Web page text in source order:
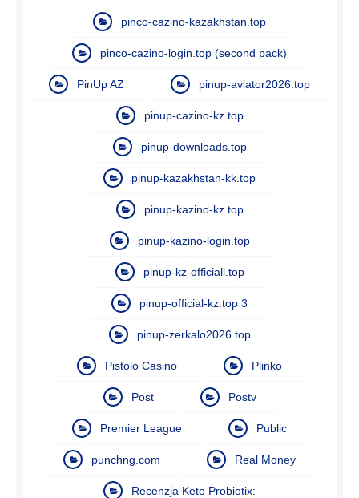
pinco-cazino-kazakhstan.top
pinco-cazino-login.top (second pack)
PinUp AZ pinup-aviator2026.top
pinup-cazino-kz.top
pinup-downloads.top
pinup-kazakhstan-kk.top
pinup-kazino-kz.top
pinup-kazino-login.top
pinup-kz-officiall.top
pinup-official-kz.top 3
pinup-zerkalo2026.top
Pistolo Casino Plinko
Post Postv
Premier League Public
punchng.com Real Money
Recenzja Keto Probiotix: